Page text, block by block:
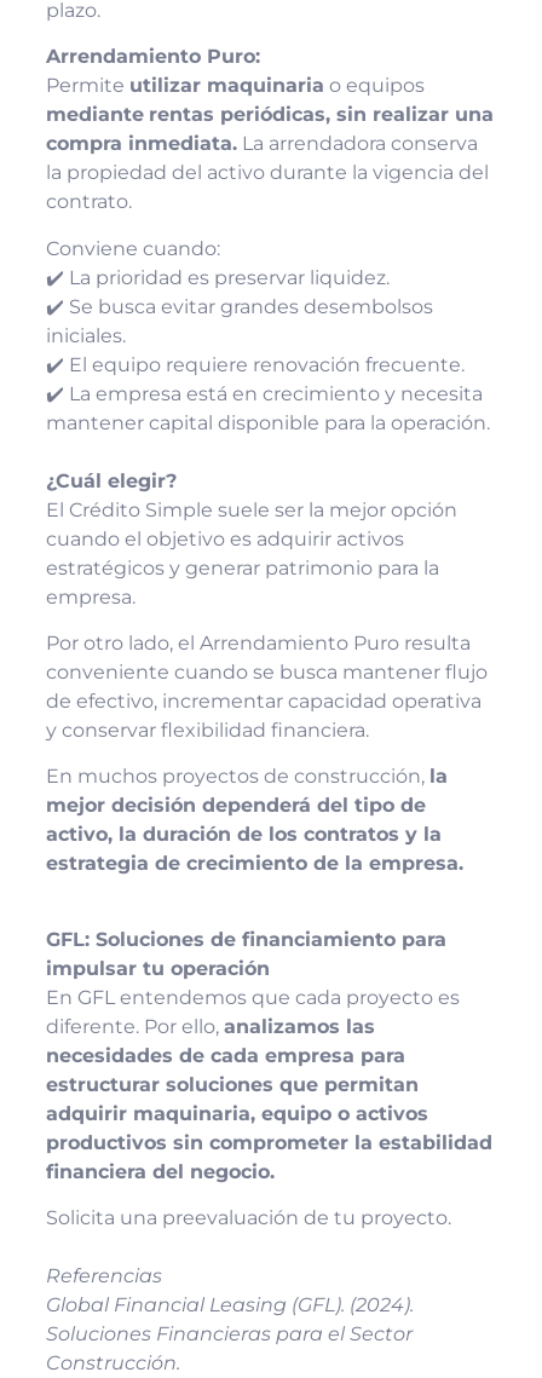
plazo.
Arrendamiento Puro:
Permite utilizar maquinaria o equipos
mediante rentas periódicas, sin realizar una
compra inmediata.La arrendadora conserva
la propiedad del activo durante la vigencia del
contrato.
Conviene cuando:
✔️ La prioridad es preservar liquidez.
✔️ Se busca evitar grandes desembolsos
iniciales.
✔️ El equipo requiere renovación frecuente.
✔️ La empresa está en crecimiento y necesita
mantener capital disponible para la operación.
¿Cuál elegir?
El Crédito Simple suele ser la mejor opción
cuando el objetivo es adquirir activos
estratégicos y generar patrimonio para la
empresa.
Por otro lado, el Arrendamiento Puro resulta
conveniente cuando se busca mantener flujo
de efectivo, incrementar capacidad operativa
y conservar flexibilidad financiera.
En muchos proyectos de construcción, la
mejor decisión dependerá del tipo de
activo, la duración de los contratos y la
estrategia de crecimiento de la empresa.
GFL: Soluciones de financiamiento para
impulsar tu operación
En GFL entendemos que cada proyecto es
diferente. Por ello, analizamos las
necesidades de cada empresa para
estructurar soluciones que permitan
adquirir maquinaria, equipo o activos
productivos sin comprometer la estabilidad
financiera del negocio.
Solicita una preevaluación de tu proyecto.
Referencias
Global Financial Leasing (GFL). (2024).
Soluciones Financieras para el Sector
Construcción.